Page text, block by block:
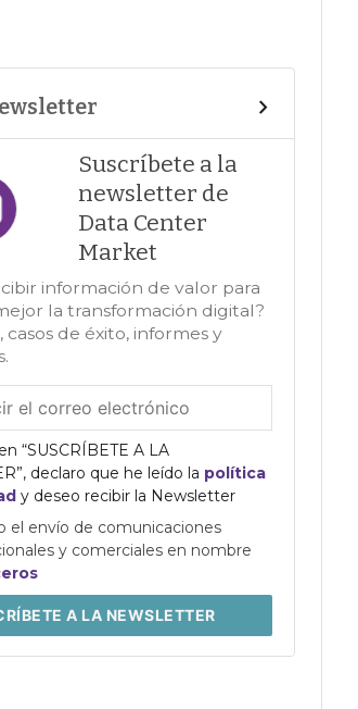
Suscríbete a la
newsletter de
Data Center
Market
información de valor para
la transformación digital?
casos de éxito, informes y
“SUSCRÍBETE A LA
declaro que he leído la política
y deseo recibir la Newsletter
el envío de comunicaciones
y comerciales en nombre
A LA NEWSLETTER